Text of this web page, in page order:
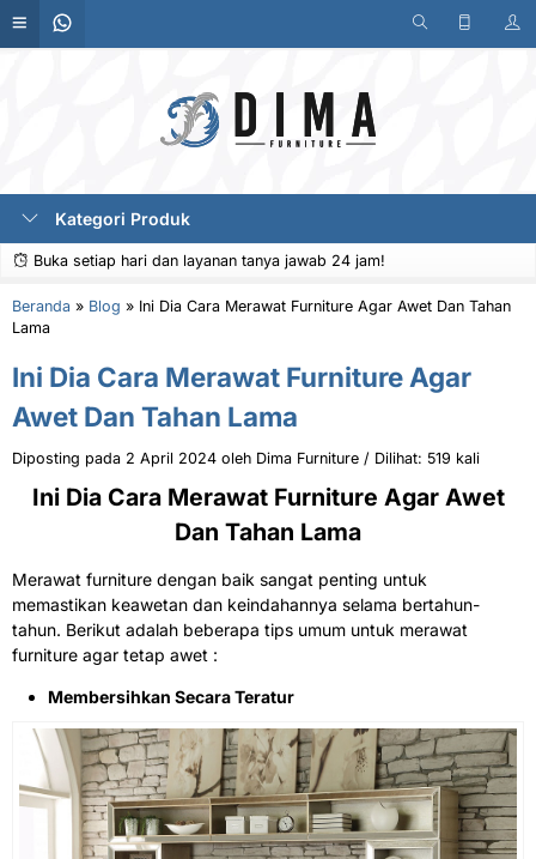
Kategori Produk
Buka setiap hari dan layanan tanya jawab 24 jam!
Beranda » Blog » Ini Dia Cara Merawat Furniture Agar Awet Dan Tahan
Lama
Ini Dia Cara Merawat Furniture Agar
Awet Dan Tahan Lama
Diposting pada 2 April 2024 oleh Dima Furniture / Dilihat: 519 kali
Ini Dia Cara Merawat Furniture Agar Awet
Dan Tahan Lama
Merawat furniture dengan baik sangat penting untuk
memastikan keawetan dan keindahannya selama bertahun-
tahun. Berikut adalah beberapa tips umum untuk merawat
furniture agar tetap awet :
Membersihkan Secara Teratur